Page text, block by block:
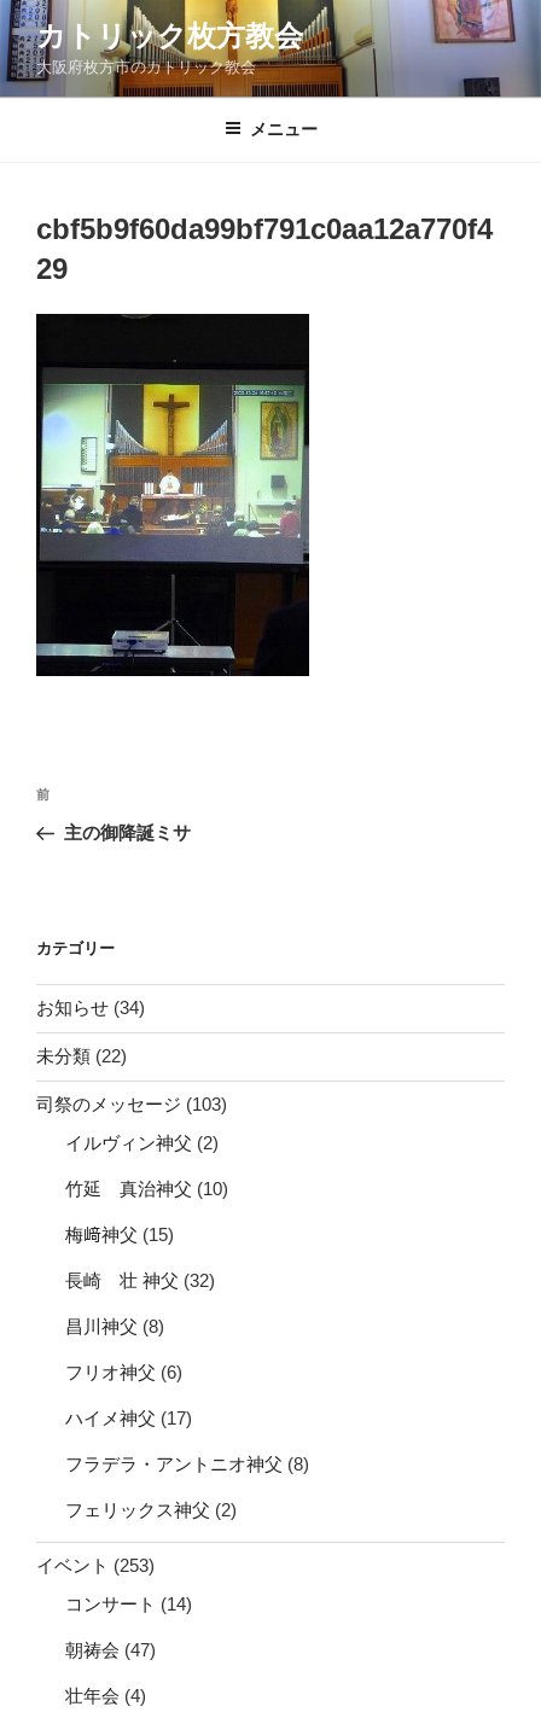
コ
ン
テ
ン
カトリック枚方教会
大阪府枚方市のカトリック教会
メニュー
cbf5b9f60da99bf791c0aa12a770f4
29
投
ナ
ー
シ
ョ
ン
前
の
前
主の御降誕ミサ
カテゴリー
お知らせ (34)
未分類 (22)
司祭のメッセージ (103)
イルヴィン神父 (2)
竹延 真治神父 (10)
梅﨑神父 (15)
長崎 壮 神父 (32)
昌川神父 (8)
フリオ神父 (6)
ハイメ神父 (17)
フラデラ・アントニオ神父 (8)
フェリックス神父 (2)
イベント (253)
コンサート (14)
朝祷会 (47)
壮年会 (4)